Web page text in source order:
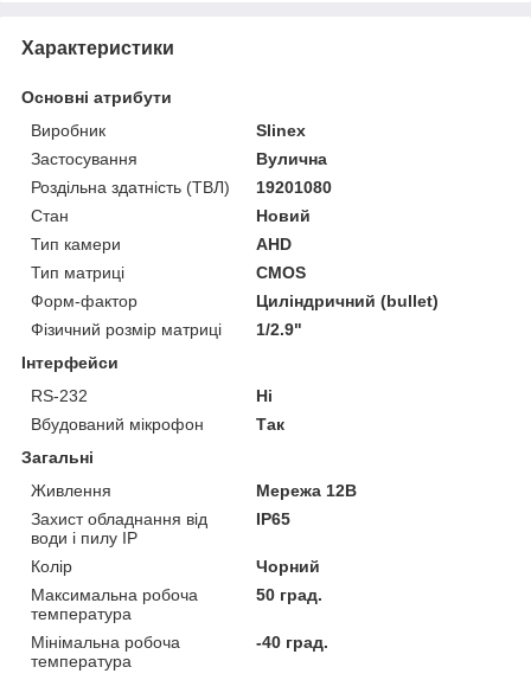
Характеристики
Основні атрибути
Виробник
Slinex
Застосування
Вулична
Роздільна здатність (ТВЛ)
19201080
Стан
Новий
Тип камери
AHD
Тип матриці
CMOS
Форм-фактор
Циліндричний (bullet)
Фізичний розмір матриці
1/2.9"
Інтерфейси
RS-232
Ні
Вбудований мікрофон
Так
Загальні
Живлення
Мережа 12В
Захист обладнання від
води і пилу IP
IP65
Колір
Чорний
Максимальна робоча
температура
50 град.
Мінімальна робоча
температура
-40 град.